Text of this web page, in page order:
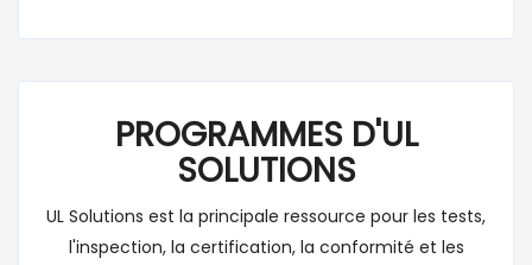
PROGRAMMES D'UL
SOLUTIONS
UL Solutions est la principale ressource pour les tests,
l'inspection, la certification, la conformité et les